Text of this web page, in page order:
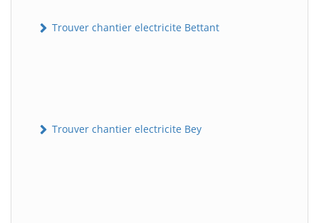
Trouver chantier electricite Bettant
Trouver chantier electricite Bey